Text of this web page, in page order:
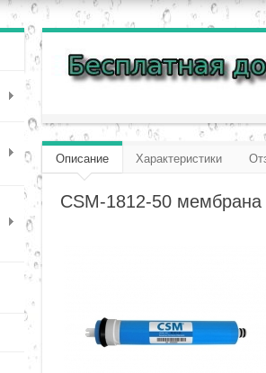
Описание Характеристики
CSM-1812-50 мембрана